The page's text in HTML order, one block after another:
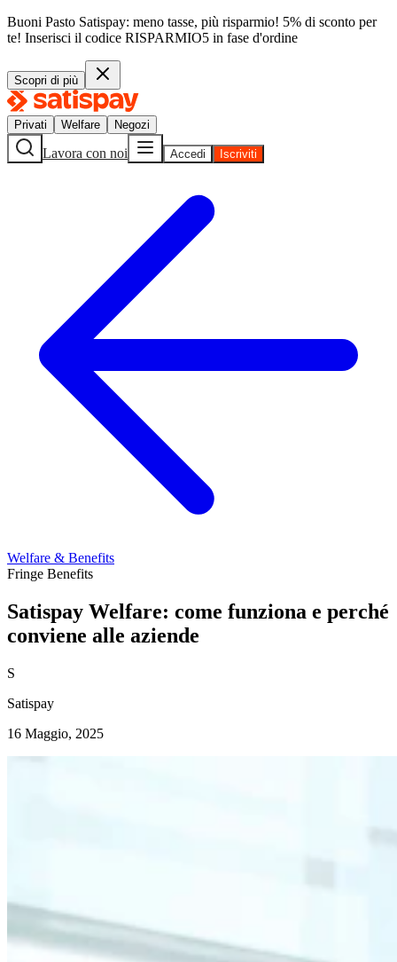
Buoni Pasto Satispay: meno tasse, più risparmio! 5% di sconto per
te! Inserisci il codice RISPARMIO5 in fase d'ordine
Scopri di più
Privati Welfare Negozi
Lavora con noi Accedi Iscriviti
Welfare & Benefits
Fringe Benefits
Satispay Welfare: come funziona e perché
conviene alle aziende
S
Satispay
16 Maggio, 2025